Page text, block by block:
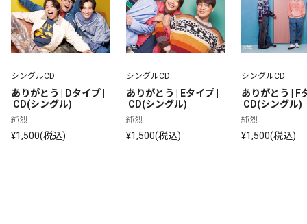
シングルCD
ありがとう | Dタイプ |
CD(シングル)
純烈
¥1,500(税込)
シングルCD
ありがとう | Eタイプ |
CD(シングル)
純烈
¥1,500(税込)
シングルCD
ありがとう | F
CD(シングル)
純烈
¥1,500(税込)